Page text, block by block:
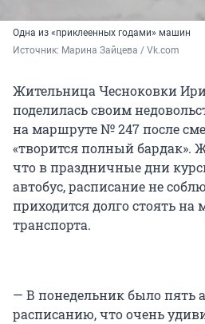
Одна из «приклеенных годами» машин
Источник: Марина Зайцева / Vk.com
Жительница Чесноковки
поделилась своим
на маршруте № 247 после
«творится полный бардак».
что в праздничные дни
автобус, расписание не
приходится долго стоять
транспорта.
— В понедельник было пять
расписанию, что очень